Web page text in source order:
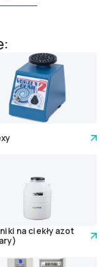
na ciekły azot